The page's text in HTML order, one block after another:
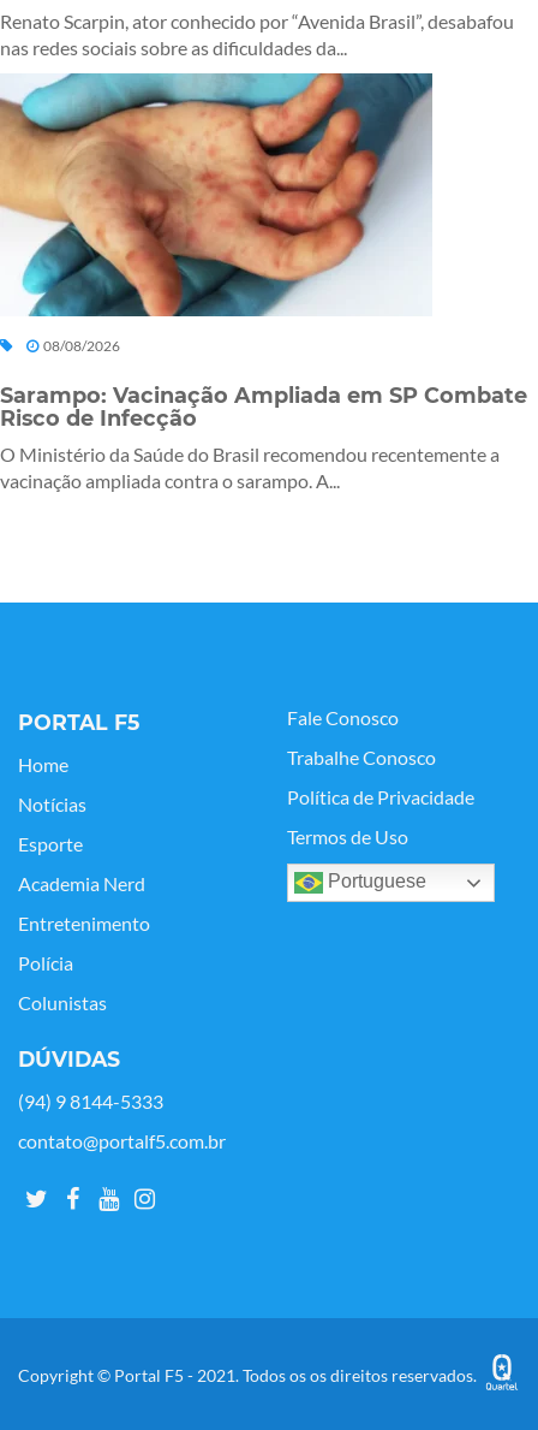
Renato Scarpin, ator conhecido por “Avenida Brasil”, desabafou
nas redes sociais sobre as dificuldades da...
08/08/2026
Sarampo: Vacinação Ampliada em SP Combate
Risco de Infecção
O Ministério da Saúde do Brasil recomendou recentemente a
vacinação ampliada contra o sarampo. A...
PORTAL F5
Home
Notícias
Esporte
Academia Nerd
Entretenimento
Polícia
Colunistas
Fale Conosco
Trabalhe Conosco
Política de Privacidade
Termos de Uso
Portuguese
DÚVIDAS
(94) 9 8144-5333
contato@portalf5.com.br
Copyright © Portal F5 - 2021. Todos os os direitos reservados.